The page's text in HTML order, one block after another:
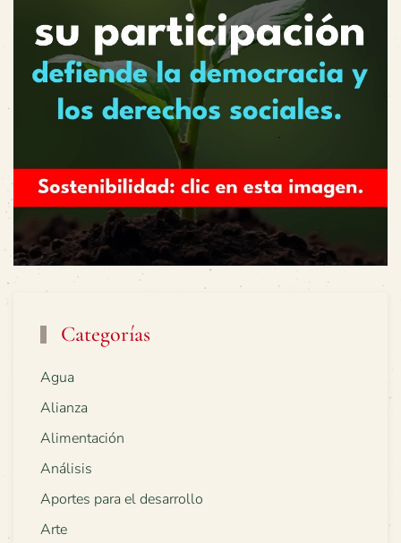
Categorías
Agua
Alianza
Alimentación
Análisis
Aportes para el desarrollo
Arte